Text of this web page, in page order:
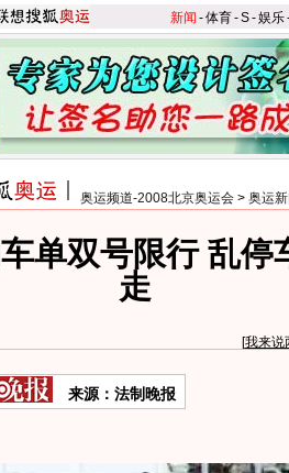
新闻 -体育-S-娱乐
奥运频道-2008北京奥运会 > 奥运
单双号限行 乱停
走
[我来说
来源：法制晚报